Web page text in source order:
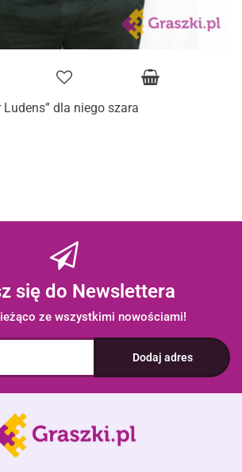
Ludens” dla niego szara
się do Newslettera
ze wszystkimi nowościami!